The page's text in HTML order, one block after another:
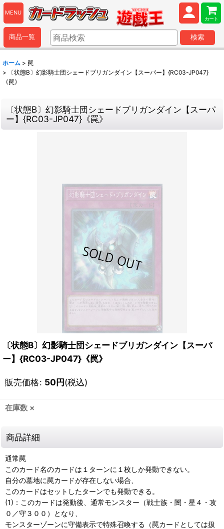
MENU
カート
商品一覧 検索
ホーム > 罠
>
〔状態B〕幻影騎士団シェードブリガンダイン【スーパー】{RC03-JP047}
《罠》
〔状態B〕幻影騎士団シェードブリガンダイン【スーパ
ー】{RC03-JP047}《罠》
〔状態B〕幻影騎士団シェードブリガンダイン【スーパ
ー】{RC03-JP047}《罠》
販売価格: 50円(税込)
在庫数 ×
商品詳細
通常罠
このカード名のカードは１ターンに１枚しか発動できない。
自分の墓地に罠カードが存在しない場合、
このカードはセットしたターンでも発動できる。
(1)：このカードは発動後、通常モンスター（戦士族・闇・星４・攻
０／守３００）となり、
モンスターゾーンに守備表示で特殊召喚する（罠カードとしては扱